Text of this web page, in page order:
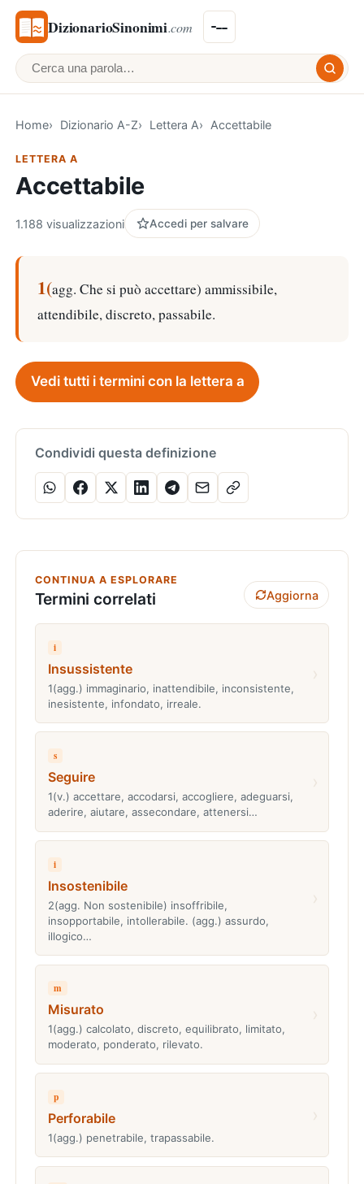
DizionarioSinonimi.com
Cerca una parola
Home Dizionario A-Z Lettera A Accettabile
LETTERA A
Accettabile
1.188 visualizzazioni Accedi per salvare
1(agg. Che si può accettare) ammissibile,
attendibile, discreto, passabile.
Vedi tutti i termini con la lettera a
Condividi questa definizione
CONTINUA A ESPLORARE
Termini correlati Aggiorna
i
Insussistente
1(agg.) immaginario, inattendibile, inconsistente,
inesistente, infondato, irreale.
s
Seguire
1(v.) accettare, accodarsi, accogliere, adeguarsi,
aderire, aiutare, assecondare, attenersi…
i
Insostenibile
2(agg. Non sostenibile) insoffribile,
insopportabile, intollerabile. (agg.) assurdo,
illogico…
m
Misurato
1(agg.) calcolato, discreto, equilibrato, limitato,
moderato, ponderato, rilevato.
p
Perforabile
1(agg.) penetrabile, trapassabile.